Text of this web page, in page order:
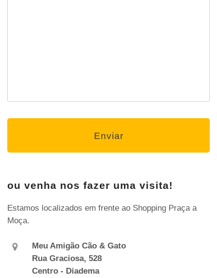
ou venha nos fazer uma visita!
Estamos localizados em frente ao Shopping Praça a
Moça.
Meu Amigão Cão & Gato
Rua Graciosa, 528
Centro - Diadema